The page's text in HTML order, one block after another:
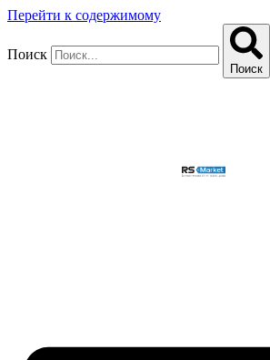
Перейти к содержимому
Поиск
Поиск